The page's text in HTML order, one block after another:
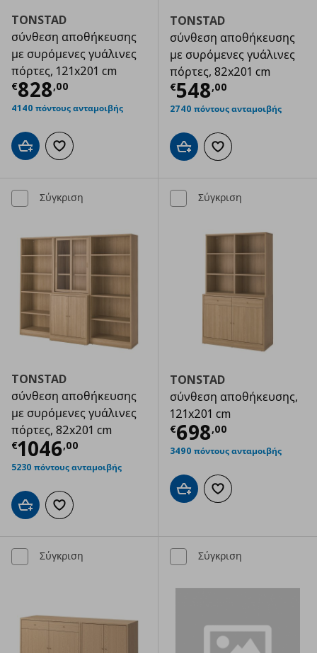
TONSTAD
σύνθεση αποθήκευσης
με συρόμενες γυάλινες
πόρτες, 121x201 cm
€828,00
Τρέχουσα τιμή € 828,00
4140 πόντους ανταμοιβής
Προσθήκη στο καλάθι
Προσθήκη στα αγαπημένα
TONSTAD
σύνθεση αποθήκευσης
με συρόμενες γυάλινες
πόρτες, 82x201 cm
€548,00
Τρέχουσα
2740 πόντους ανταμοιβής
Προσθήκη στο καλάθι
Προσθήκη στα
Σύγκριση
TONSTAD
σύνθεση αποθήκευσης
με συρόμενες γυάλινες
πόρτες, 82x201 cm
€1046,00
Τρέχουσα τιμή € 1046,00
5230 πόντους ανταμοιβής
Προσθήκη στο καλάθι
Προσθήκη στα αγαπημένα
Σύγκριση
TONSTAD
σύνθεση αποθήκευσης,
121x201 cm
€698,00
Τρέχουσα
3490 πόντους ανταμοιβής
Προσθήκη στο καλάθι
Προσθήκη στα
Σύγκριση Σύγκριση